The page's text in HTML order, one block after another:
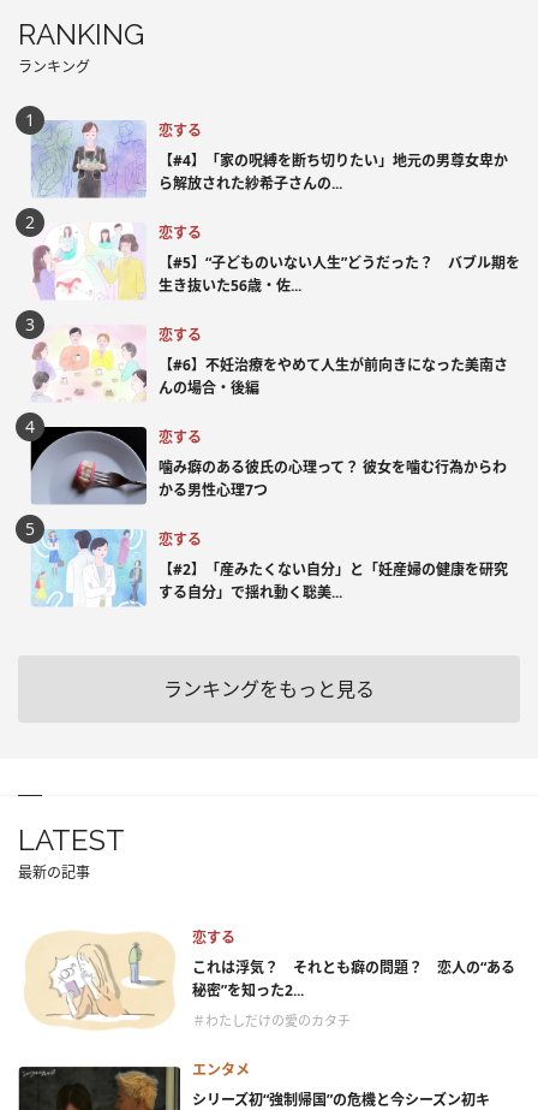
RANKING
ランキング
恋する
【#4】「家の呪縛を断ち切りたい」地元の男尊女卑か
ら解放された紗希子さんの...
恋する
【#5】“子どものいない人生”どうだった？ バブル期を
生き抜いた56歳・佐...
恋する
【#6】不妊治療をやめて人生が前向きになった美南さ
んの場合・後編
恋する
噛み癖のある彼氏の心理って？ 彼女を噛む行為からわ
かる男性心理7つ
恋する
【#2】「産みたくない自分」と「妊産婦の健康を研究
する自分」で揺れ動く聡美...
ランキングをもっと見る
LATEST
最新の記事
恋する
これは浮気？ それとも癖の問題？ 恋人の“ある
秘密”を知った2...
＃わたしだけの愛のカタチ
エンタメ
シリーズ初“強制帰国”の危機と今シーズン初キ